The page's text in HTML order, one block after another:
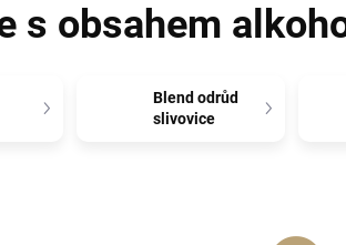
s obsahem
Blend odrůd
slivovice